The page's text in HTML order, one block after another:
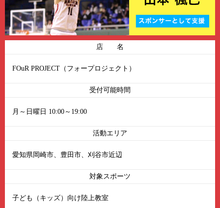
店 名
FOuR PROJECT（フォープロジェクト）
受付可能時間
月～日曜日 10:00～19:00
活動エリア
愛知県岡崎市、豊田市、刈谷市近辺
対象スポーツ
子ども（キッズ）向け陸上教室